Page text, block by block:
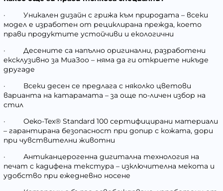
·
Уникален дизайн с грижа към природата – всеки
модел е изработен от рециклирана прежда, което
прави продуктите устойчиви и екологични
·
Десените са напълно оригинални, разработени
ексклузивно за МиаЗоо – няма да ги откриете никъде
другаде
·
Всеки десен се предлага с няколко цветови
варианта на катарамата – за още по-личен избор на
стил
·
Oeko-Tex® Standard 100 сертифицирани материали
– гарантирана безопасност при допир с кожата, дори
при чувствителни животни
·
Антиканцерогенна дигитална технология на
печат с кадифена текстура – изключителна мекота и
удобство при ежедневно носене